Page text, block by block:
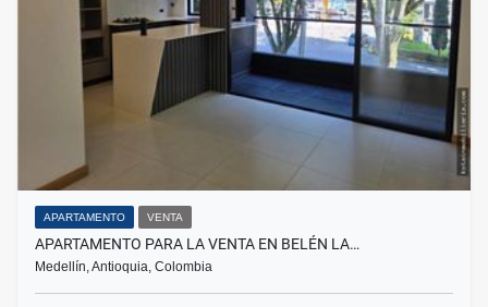
APARTAMENTO VENTA
APARTAMENTO PARA LA VENTA EN BELÉN LA…
Medellín, Antioquia, Colombia